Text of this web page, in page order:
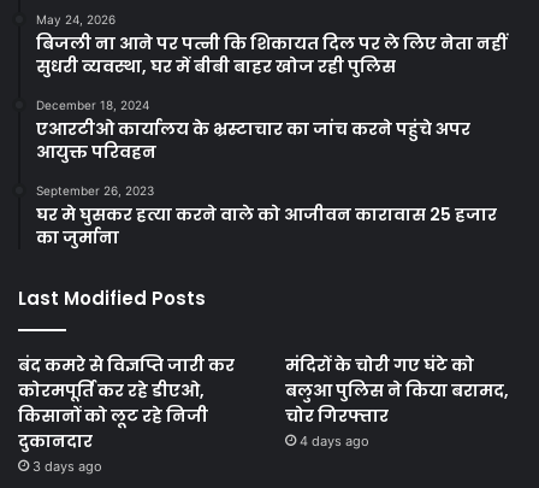
May 24, 2026
बिजली ना आने पर पत्नी कि शिकायत दिल पर ले लिए नेता नहीं
सुधरी व्यवस्था, घर में बीबी बाहर खोज रही पुलिस
December 18, 2024
एआरटीओ कार्यालय के भ्रस्टाचार का जांच करने पहुंचे अपर
आयुक्त परिवहन
September 26, 2023
घर मे घुसकर हत्या करने वाले को आजीवन कारावास 25 हजार
का जुर्माना
Last Modified Posts
बंद कमरे से विज्ञप्ति जारी कर
कोरमपूर्ति कर रहे डीएओ,
किसानों को लूट रहे निजी
दुकानदार
3 days ago
मंदिरों के चोरी गए घंटे को
बलुआ पुलिस ने किया बरामद,
चोर गिरफ्तार
4 days ago